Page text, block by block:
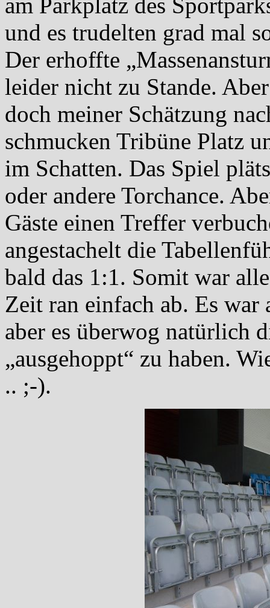
am Parkplatz des
und es trudelten grad mal
Der erhoffte
leider nicht zu Stande.
doch meiner Schätzung
schmucken Tribüne Platz
im Schatten. Das Spiel
oder andere Torchance.
Gäste einen Treffer
angestachelt die
bald das 1:1. Somit war
Zeit ran einfach ab. Es war
aber es überwog natürlich
„ausgehoppt“ zu haben.
.. ;-).